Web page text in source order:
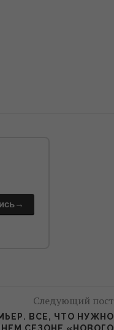
Следующий пост
ВСЕ, ЧТО НУЖНО